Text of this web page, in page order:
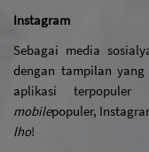
Instagram
Sebagai media sosial
dengan tampilan
mobilepopuler,
lho!